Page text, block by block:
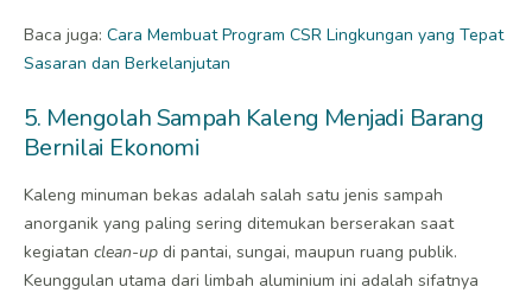
Baca juga: Cara Membuat Program CSR Lingkungan yang Tepat
Sasaran dan Berkelanjutan
5. Mengolah Sampah Kaleng Menjadi Barang
Bernilai Ekonomi
Kaleng minuman bekas adalah salah satu jenis sampah
anorganik yang paling sering ditemukan berserakan saat
kegiatan clean-up di pantai, sungai, maupun ruang publik.
Keunggulan utama dari limbah aluminium ini adalah sifatnya